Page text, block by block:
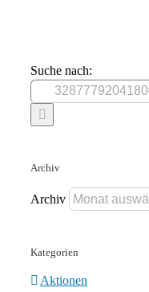
Suche nach:
Archiv
Archiv
Kategorien
Aktionen